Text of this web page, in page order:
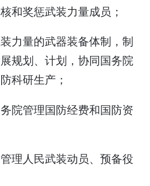
和奖惩武装力量成员；
装力量的武器装备体制，制
规划、计划，协同国务院
科研生产；
务院管理国防经费和国防资
管理人民武装动员、预备役